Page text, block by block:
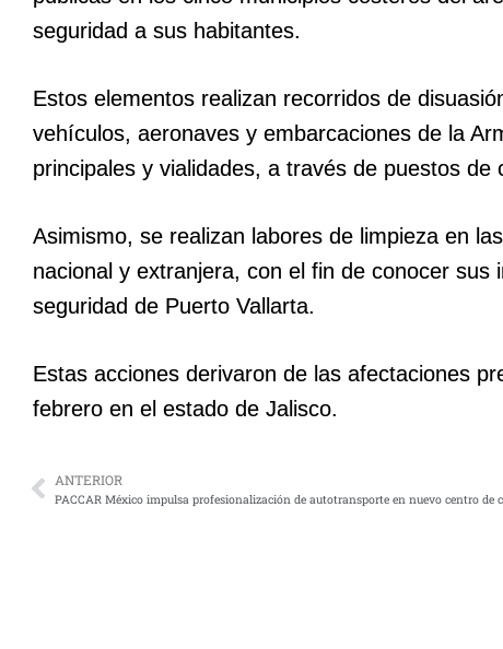
seguridad a sus habitantes.
Estos elementos realizan recorridos de
vehículos, aeronaves y embarcaciones de la
principales y vialidades, a través de puestos de
Asimismo, se realizan labores de limpieza en
nacional y extranjera, con el fin de conocer
seguridad de Puerto Vallarta.
Estas acciones derivaron de las afectaciones
febrero en el estado de Jalisco.
ANTERIOR